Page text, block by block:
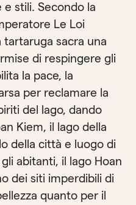
stili. Secondo la
Le Loi
sacra una
di respingere gli
la pace, la
per reclamare la
del lago, dando
Kiem, il lago della
della città e luogo di
abitanti, il lago Hoan
dei siti imperdibili di
quanto per il